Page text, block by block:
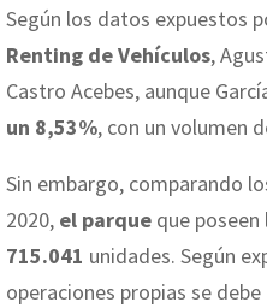
Según los datos expuestos
Renting de Vehículos,
Castro Acebes, aunque
un 8,53%, con un volumen
Sin embargo, comparando
2020, el parque que
715.041 unidades. Según
operaciones propias se debe